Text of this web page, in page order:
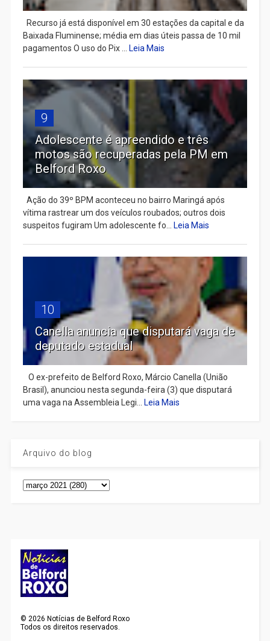
Recurso já está disponível em 30 estações da capital e da
Baixada Fluminense; média em dias úteis passa de 10 mil
pagamentos O uso do Pix ... Leia Mais
9
Adolescente é apreendido e três
motos são recuperadas pela PM em
Belford Roxo
Ação do 39º BPM aconteceu no bairro Maringá após
vítima rastrear um dos veículos roubados; outros dois
suspeitos fugiram Um adolescente fo... Leia Mais
10
Canella anuncia que disputará vaga de
deputado estadual
​ O ex-prefeito de Belford Roxo, Márcio Canella (União
Brasil), anunciou nesta segunda-feira (3) que disputará
uma vaga na Assembleia Legi... Leia Mais
Arquivo do blog
©2026 Notícias de Belford Roxo
Todos os direitos reservados.